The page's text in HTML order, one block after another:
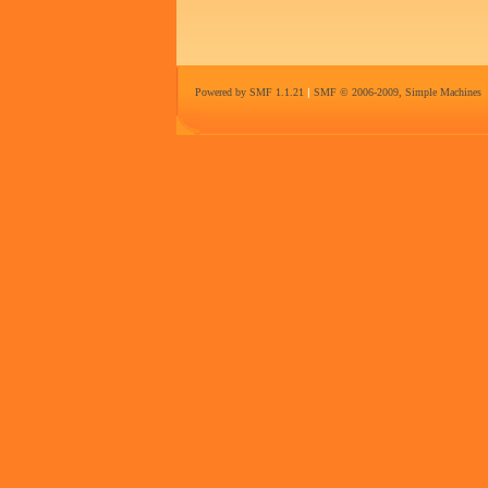
Powered by SMF 1.1.21 | SMF © 2006-2009, Simple Machines